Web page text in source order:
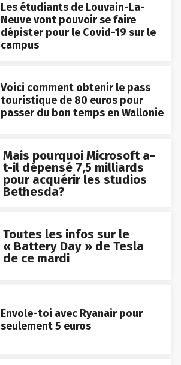
Les étudiants de Louvain-La-
Neuve vont pouvoir se faire
dépister pour le Covid-19 sur le
campus
Voici comment obtenir le pass
touristique de 80 euros pour
passer du bon temps en Wallonie
Mais pourquoi Microsoft a-
t-il dépensé 7,5 milliards
pour acquérir les studios
Bethesda?
Toutes les infos sur le
« Battery Day » de Tesla
de ce mardi
Envole-toi avec Ryanair pour
seulement 5 euros